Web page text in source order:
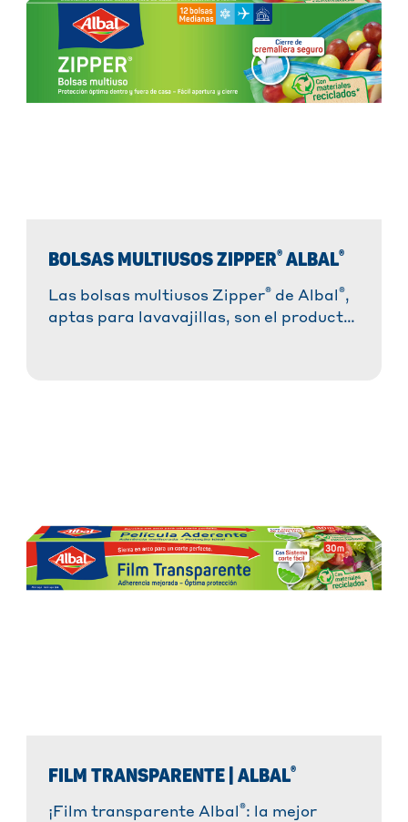
BOLSAS MULTIUSOS ZIPPER® ALBAL®
Las bolsas multiusos Zipper® de Albal ®,
aptas para lavavajillas, son el producto
FILM TRANSPARENTE | ALBAL®
¡Film transparente Albal ®: la mejor